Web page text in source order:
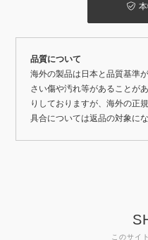
品質について
海外の製品は日本と品質基準
さい傷や汚れ等があることが
りしておりますが、海外の正
具合については返品の対象に
このサイ